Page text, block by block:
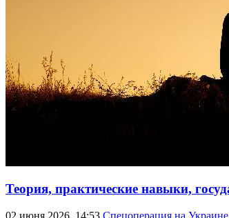
Теория, практические навыки,
02 июня 2026, 14:53 Спецоперация на Украине